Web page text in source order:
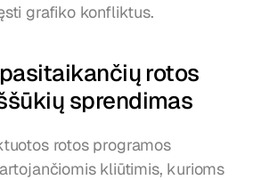
grafiko konfliktus.
rotos
sprendimas
rotos programos
kliūtimis, kurioms